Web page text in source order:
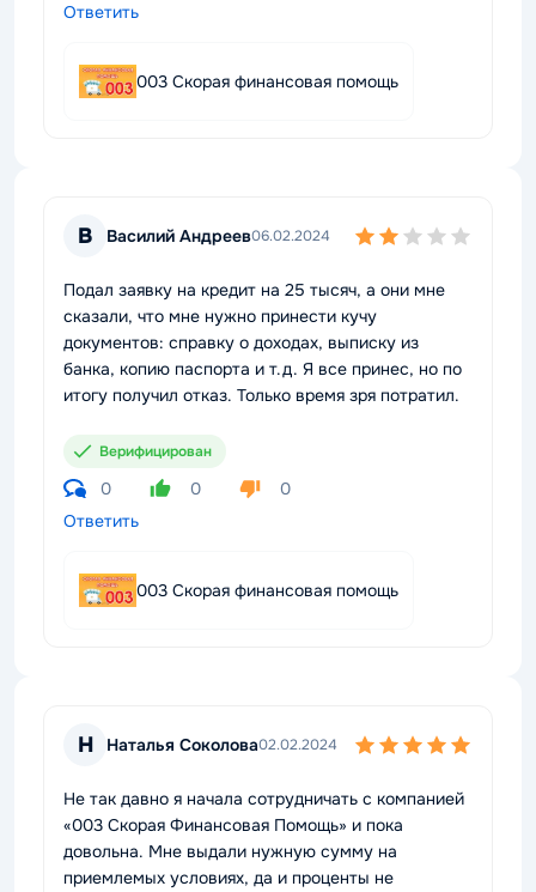
Ответить
003 Скорая финансовая помощь
В Василий Андреев06.02.2024
Подал заявку на кредит на 25 тысяч, а они мне
сказали, что мне нужно принести кучу
документов: справку о доходах, выписку из
банка, копию паспорта и т.д. Я все принес, но по
итогу получил отказ. Только время зря потратил.
Верифицирован
0 0
0
Ответить
003 Скорая финансовая помощь
Н Наталья Соколова02.02.2024
Не так давно я начала сотрудничать с компанией
«003 Скорая Финансовая Помощь» и пока
довольна. Мне выдали нужную сумму на
приемлемых условиях, да и проценты не